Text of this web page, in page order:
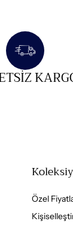
Özel